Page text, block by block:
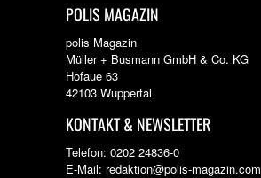
POLIS MAGAZIN
polis Magazin
Müller + Busmann GmbH & Co. KG
Hofaue 63
42103 Wuppertal
KONTAKT & NEWSLETTER
Telefon: 0202 24836-0
E-Mail: redaktion@polis-magazin.com